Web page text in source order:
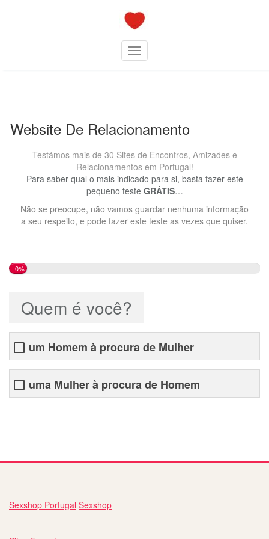
Toggle navigation
Website De Relacionamento
Testámos mais de 30 Sites de Encontros, Amizades e
Relacionamentos em Portugal!
Para saber qual o mais indicado para si, basta fazer este
pequeno teste GRÁTIS…
Não se preocupe, não vamos guardar nenhuma informação
a seu respeito, e pode fazer este teste as vezes que quiser.
0%
Quem é você?
um Homem à procura de Mulher
uma Mulher à procura de Homem
Sexshop Portugal Sexshop